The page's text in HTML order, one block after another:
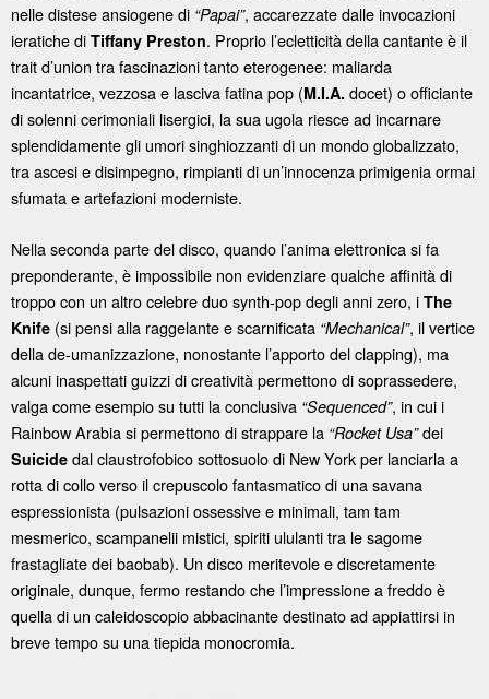
nelle distese ansiogene di “Papai”, accarezzate dalle invocazioni
ieratiche di Tiffany Preston. Proprio l’ecletticità della cantante è il
trait d’union tra fascinazioni tanto eterogenee: maliarda
incantatrice, vezzosa e lasciva fatina pop (M.I.A. docet) o officiante
di solenni cerimoniali lisergici, la sua ugola riesce ad incarnare
splendidamente gli umori singhiozzanti di un mondo globalizzato,
tra ascesi e disimpegno, rimpianti di un’innocenza primigenia ormai
sfumata e artefazioni moderniste.
Nella seconda parte del disco, quando l’anima elettronica si fa
preponderante, è impossibile non evidenziare qualche affinità di
troppo con un altro celebre duo synth-pop degli anni zero, i The
Knife (si pensi alla raggelante e scarnificata “Mechanical”, il vertice
della de-umanizzazione, nonostante l’apporto del clapping), ma
alcuni inaspettati guizzi di creatività permettono di soprassedere,
valga come esempio su tutti la conclusiva “Sequenced”, in cui i
Rainbow Arabia si permettono di strappare la “Rocket Usa”dei
Suicide dal claustrofobico sottosuolo di New York per lanciarla a
rotta di collo verso il crepuscolo fantasmatico di una savana
espressionista (pulsazioni ossessive e minimali, tam tam
mesmerico, scampanelii mistici, spiriti ululanti tra le sagome
frastagliate dei baobab). Un disco meritevole e discretamente
originale, dunque, fermo restando che l’impressione a freddo è
quella di un caleidoscopio abbacinante destinato ad appiattirsi in
breve tempo su una tiepida monocromia.